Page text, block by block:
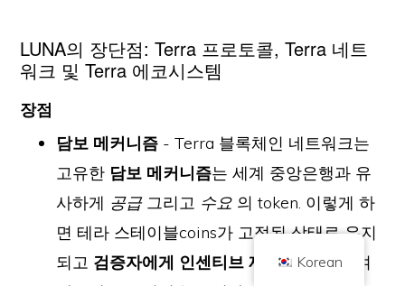
LUNA의 장단점: Terra 프로토콜, Terra 네트
워크 및 Terra 에코시스템
장점
담보 메커니즘 - Terra 블록체인 네트워크는
고유한 담보 메커니즘는 세계 중앙은행과 유
사하게 공급 그리고 수요 의 token. 이렇게 하
면 테라 스테이블coins가 고정된 상태로 유지
되고 검증자에게 인센티브 제공를 사용하여
저작권 © 2026 브릴리언트 브리티시 주식회사는 Coin 킥오프로 거래합니다.
회사 번호 10490224
콘텐츠는 정보 제공을 목적으로 하며 투자 조언이 아닙니다. 과거 성과가 미래
암호화폐는 영국 금융행위감독청의 규제를 받지 않으며, 영국 금융 서비스 보상
제도 또는 영국 금융 옴부즈만 서비스의 관할 범위 내에서 보호 대상이 아닙니
다. 암호화폐 투자에는 위험이 수반되며 암호화폐는 가치가 상승하거나 일부 또
용될 수 있습니다.
홈 정보 개인정보 보호정책 문의하기
Korean